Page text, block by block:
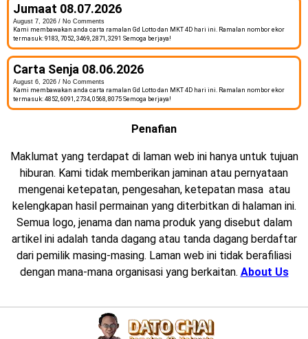
Jumaat 08.07.2026
August 7, 2026
No Comments
Kami membawakan anda carta ramalan Gd Lotto dan MKT 4D hari ini. Ramalan nombor ekor
termasuk: 9183, 7052, 3469, 2871, 3291 Semoga berjaya!
Carta Senja 08.06.2026
August 6, 2026
No Comments
Kami membawakan anda carta ramalan Gd Lotto dan MKT 4D hari ini. Ramalan nombor ekor
termasuk: 4852, 6091, 2734, 0568, 8075 Semoga berjaya!
Penafian
Maklumat yang terdapat di laman web ini hanya untuk tujuan
hiburan. Kami tidak memberikan jaminan atau pernyataan
mengenai ketepatan, pengesahan, ketepatan masa atau
kelengkapan hasil permainan yang diterbitkan di halaman ini.
Semua logo, jenama dan nama produk yang disebut dalam
artikel ini adalah tanda dagang atau tanda dagang berdaftar
dari pemilik masing-masing. Laman web ini tidak berafiliasi
dengan mana-mana organisasi yang berkaitan. About Us